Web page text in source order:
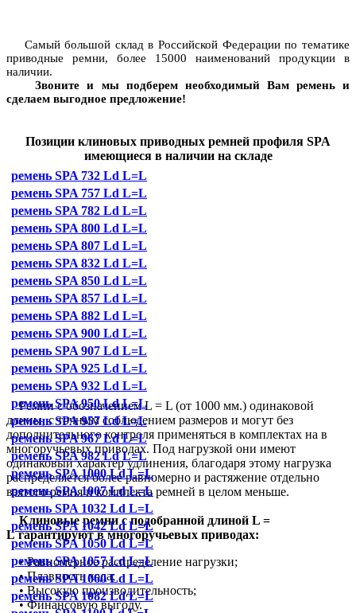
Самый большой склад в Российской Федерации по тематике
приводные ремни, более 15000 наименований продукции в
наличии.
Звоните и мы подберем необходимый Вам ремень и
сделаем выгодное предложение!
Позиции клиновых приводных ремней профиля SPA
имеющиеся в наличии на складе
ремень SPA 732 Ld L=L
ремень SPA 757 Ld L=L
ремень SPA 782 Ld L=L
ремень SPA 800 Ld L=L
ремень SPA 807 Ld L=L
ремень SPA 832 Ld L=L
ремень SPA 850 Ld L=L
ремень SPA 857 Ld L=L
ремень SPA 882 Ld L=L
ремень SPA 900 Ld L=L
ремень SPA 907 Ld L=L
ремень SPA 925 Ld L=L
ремень SPA 932 Ld L=L
ремень SPA 950 Ld L=L
ремень SPA 957 Ld L=L
ремень SPA 967 Ld L=L
ремень SPA 982 Ld L=L
ремень SPA 1000 Ld L=L
ремень SPA 1007 Ld L=L
ремень SPA 1032 Ld L=L
ремень SPA 1042 Ld L=L
ремень SPA 1050 Ld L=L
ремень SPA 1057 Ld L=L
ремень SPA 1060 Ld L=L
ремень SPA 1082 Ld L=L
Ремни с обозначением L = L (от 1000 мм.) одинаковой
длины, с точным соблюдением размеров и могут без
дополнительного контроля применяться в комплектах на в
многоручьевых приводах. Под нагрузкой они имеют
одинаковый характер удлинения, благодаря этому нагрузка
распределяется более равномерно и растяжение отдельно
взятого ремня и комплекта ремней в целом меньше.
Клиновые ремни с подобранной длиной L =
L гарантируют в многоручьевых приводах:
• Равномерное распределение нагрузки;
• Плавность хода;
• Высокую производительность;
• Финансовую выгоду.